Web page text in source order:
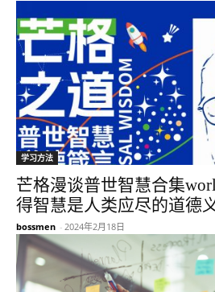
学习方法
芒格漫谈普世智慧合集
得智慧是人类应尽的道德
bossmen - 2024年2月18日